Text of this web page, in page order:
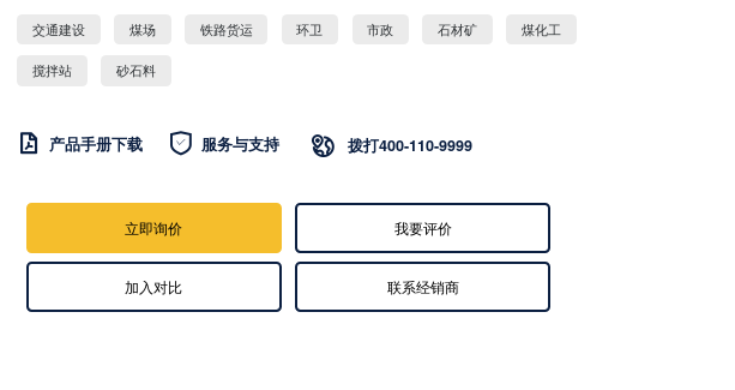
交通建设 煤场 铁路货运 环卫 市政 石材矿 煤化工
搅拌站 砂石料
 产品手册下载  服务与支持  拨打400-110-9999
立即询价 我要评价
加入对比 联系经销商